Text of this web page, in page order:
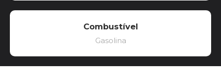
Combustível
Gasolina